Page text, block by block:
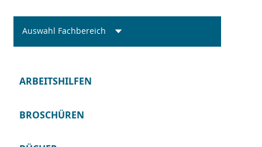
Auswahl Fachbereich
ARBEITSHILFEN
BROSCHÜREN